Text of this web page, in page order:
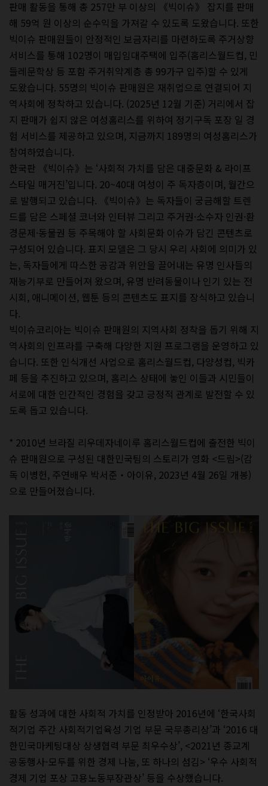
판매 활동을 통해 총 257만 부 이상의 《빅이슈》 잡지를 판매
해 59억 원 이상의 순수익을 가져갈 수 있도록 도왔습니다. 또한
빅이슈 판매원들이 안정적인 보금자리를 마련하도록 주거상향
서비스를 통해 102명이 매입임대주택에 입주(홈리스월드컵, 민
들레문학상 등 포함 주거취약계층 총 99가구 입주)할 수 있게
도왔습니다. 55명의 빅이슈 판매원은 재취업으로 연결되어 지
역사회에 정착하고 있습니다. (2025년 12월 기준) 거리에서 잡
지 판매가 쉽지 않은 여성홈리스를 위하여 정기구독 포장 일 경
험 서비스를 제공하고 있으며, 지금까지 189명의 여성홈리스가
참여하였습니다.
한국판 《빅이슈》는 ‘사회적 가치를 담은 대중문화 & 라이프
스타일 매거진’입니다. 20~40대 여성이 주 독자층이며, 월간으
로 발행되고 있습니다. 《빅이슈》는 독자들이 궁금해할 트렌
드를 담은 스페셜 코너와 인터뷰 그리고 주거권·소수자 인권·환
경문제·동물권 등 주목해야 할 사회문화 이슈가 담긴 콘텐츠로
구성되어 있습니다. 표지 모델은 그 당시 우리 사회에 의미가 있
는, 독자들에게 따스한 공감과 위안을 끌어내는 유명 인사들의
재능기부로 만들어져 왔으며, 유명 반려동물이나 인기 있는 전
시회, 애니메이션, 웹툰 등의 콘텐츠도 표지를 장식하고 있습니
다.
빅이슈코리아는 빅이슈 판매원의 지역사회 정착을 돕기 위해 지
역사회의 인프라를 구축해 다양한 지원 프로그램을 운영하고 있
습니다. 또한 인식개선 사업으로 홈리스월드컵, 다양성컵, 빅카
페 등을 추진하고 있으며, 홈리스 상태에 놓인 이들과 시민들이
서로에 대한 인간적인 경험을 갖고 긍정적 관계로 발전할 수 있
도록 돕고 있습니다.
* 2010년 브라질 리우데자네이루 홈리스월드컵에 출전한 빅이
슈 판매원으로 구성된 대한민국팀의 스토리가 영화 <드림>(감
독 이병헌, 주연배우 박서준‧아이유, 2023년 4월 26일 개봉)
으로 만들어졌습니다.
활동 성과에 대한 사회적 가치를 인정받아 2016년에 ‘한국사회
적기업 주간 사회적기업육성 기업 부문 국무총리상’과 ‘2016 대
한민국마케팅대상 상생협력 부문 최우수상’, <2021년 종교계
공동행사-모두를 위한 경제 나눔, 또 하나의 섬김> ‘우수 사회적
경제 기업 포상 고용노동부장관상’ 등을 수상했습니다.